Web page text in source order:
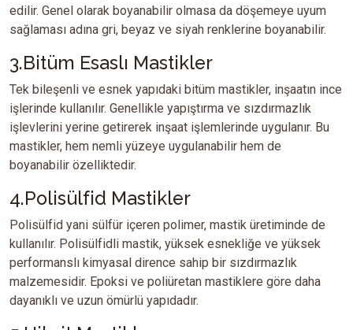
edilir. Genel olarak boyanabilir olmasa da döşemeye uyum
sağlaması adına gri, beyaz ve siyah renklerine boyanabilir.
3.Bitüm Esaslı Mastikler
Tek bileşenli ve esnek yapıdaki bitüm mastikler, inşaatın ince
işlerinde kullanılır. Genellikle yapıştırma ve sızdırmazlık
işlevlerini yerine getirerek inşaat işlemlerinde uygulanır. Bu
mastikler, hem nemli yüzeye uygulanabilir hem de
boyanabilir özelliktedir.
4.Polisülfid Mastikler
Polisülfid yani sülfür içeren polimer, mastik üretiminde de
kullanılır. Polisülfidli mastik, yüksek esnekliğe ve yüksek
performanslı kimyasal dirence sahip bir sızdırmazlık
malzemesidir. Epoksi ve poliüretan mastiklere göre daha
dayanıklı ve uzun ömürlü yapıdadır.